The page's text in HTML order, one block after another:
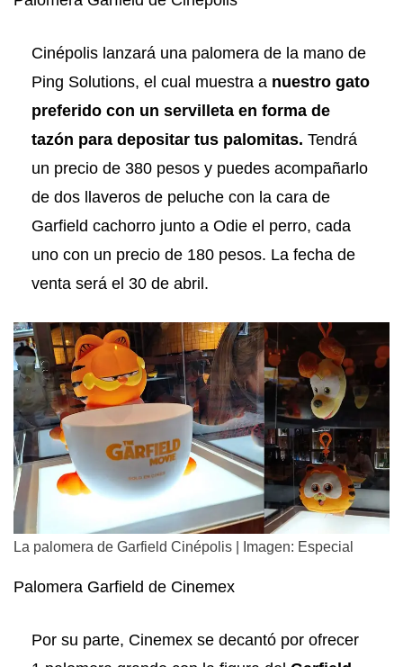
Cinépolis lanzará una palomera de la mano de
Ping Solutions, el cual muestra a nuestro gato
preferido con un servilleta en forma de
tazón para depositar tus palomitas. Tendrá
un precio de 380 pesos y puedes acompañarlo
de dos llaveros de peluche con la cara de
Garfield cachorro junto a Odie el perro, cada
uno con un precio de 180 pesos. La fecha de
venta será el 30 de abril.
La palomera de Garfield Cinépolis | Imagen: Especial
Palomera Garfield de Cinemex
Por su parte, Cinemex se decantó por ofrecer